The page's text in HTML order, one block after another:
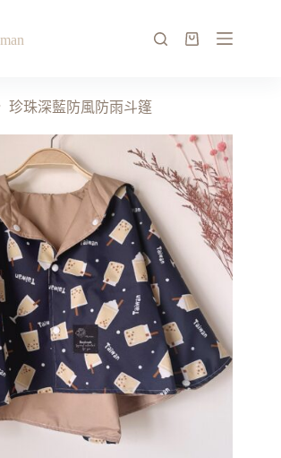
珍珠深藍防風防雨斗篷